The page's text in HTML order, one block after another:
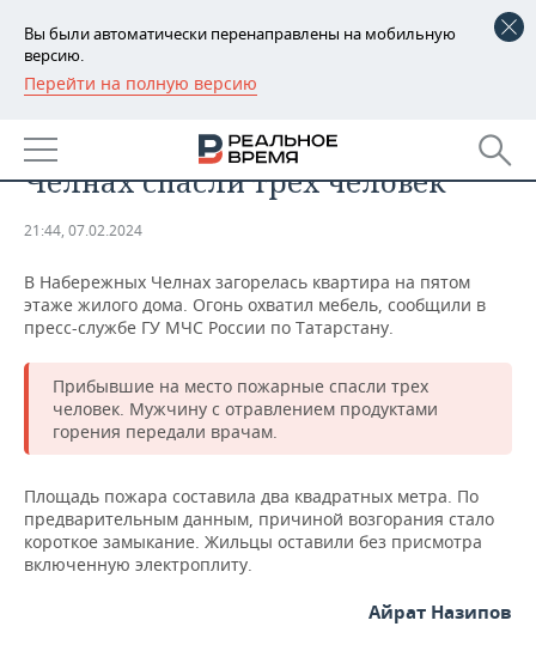
Вы были автоматически перенаправлены на мобильную
версию.
Перейти на полную версию
РЕГИОНЫ
БАШКОРТОСТАН
ТАТАРСТАН
НОВОСТИ
АНАЛИТИКА
ДЕКЛАРАЦИИ О ДОХОДАХ
КОРОЛИ ГОСЗАКАЗА ПФО
ВУЗЫ ТАТАРСТАНА
ТОРГОВЫЕ ЦЕНТРЫ
ТАТАРСТАНА
НОВОСТИ ЭКОНОМИКИ
ФИНАНСЫ
БАНКИ
ИНВЕСТИЦИИ
ПРОМЫШЛЕННОСТЬ
НОВОСТИ
ПРОМЫШЛЕННОСТИ
АГРОПРОМ
МАШИНОСТРОЕНИЕ
НЕФТЕХИМИЯ
НЕДВИЖИМОСТЬ
НОВОСТИ НЕДВИЖИМОСТИ
АВТО
НОВОСТИ БИЗНЕСА
РОЗНИЧНАЯ ТОРГОВЛЯ
ТЕХНОЛОГИИ
НОВОСТИ ТЕХНОЛОГИЙ
МЕРОПРИЯТИЯ
На пожаре в Набережных
Челнах спасли трех человек
21:44, 07.02.2024
В Набережных Челнах загорелась квартира на пятом
этаже жилого дома. Огонь охватил мебель, сообщили в
пресс-службе ГУ МЧС России по Татарстану.
Прибывшие на место пожарные спасли трех
человек. Мужчину с отравлением продуктами
горения передали врачам.
Площадь пожара составила два квадратных метра. По
предварительным данным, причиной возгорания стало
короткое замыкание. Жильцы оставили без присмотра
включенную электроплиту.
Айрат Назипов